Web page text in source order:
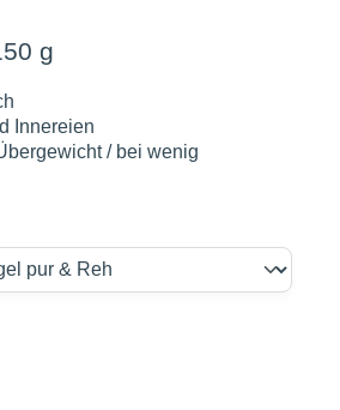
g
Innereien
/ bei wenig